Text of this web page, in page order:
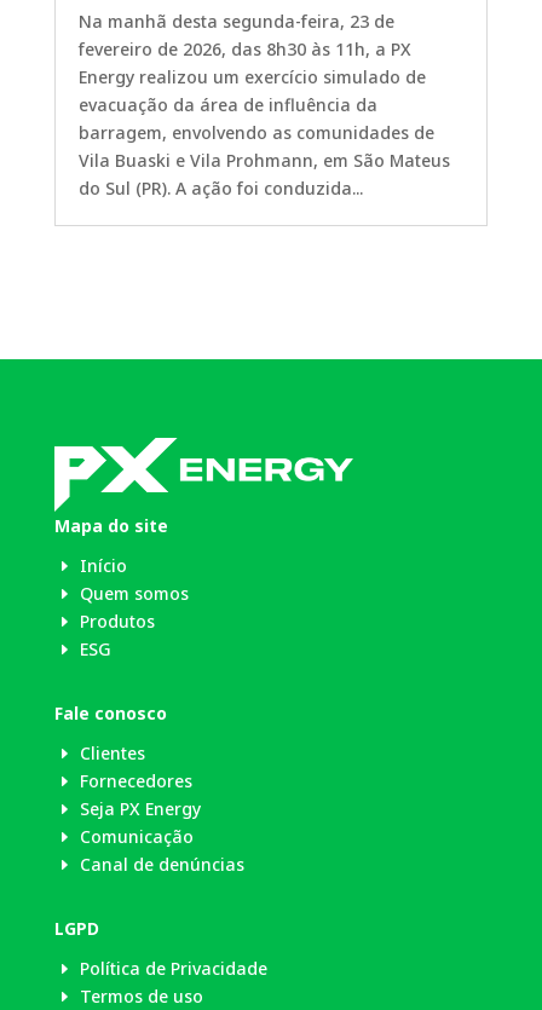
Na manhã desta segunda-feira, 23 de
fevereiro de 2026, das 8h30 às 11h, a PX
Energy realizou um exercício simulado de
evacuação da área de influência da
barragem, envolvendo as comunidades de
Vila Buaski e Vila Prohmann, em São Mateus
do Sul (PR). A ação foi conduzida...
Mapa do site
E Início
E Quem somos
E Produtos
E ESG
Fale conosco
E Clientes
E Fornecedores
E Seja PX Energy
E Comunicação
E Canal de denúncias
LGPD
E Política de Privacidade
E Termos de uso